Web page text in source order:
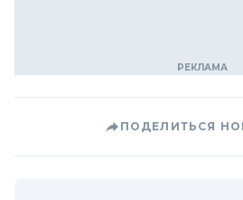
ПОДЕЛИТЬСЯ